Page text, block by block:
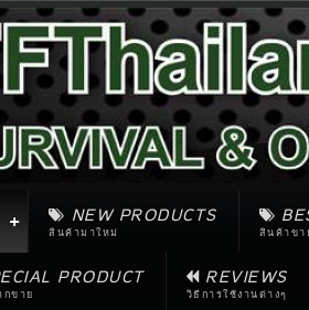
NEW PRODUCTS
สินค้ามาใหม่ สินค้าขา
PRODUCT
กขาย
REVIEWS
วิธีการใช้งานต่างๆ